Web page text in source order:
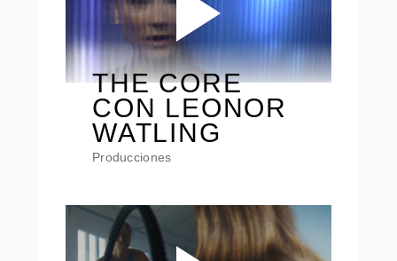
THE CORE
CON LEONOR
WATLING
Producciones